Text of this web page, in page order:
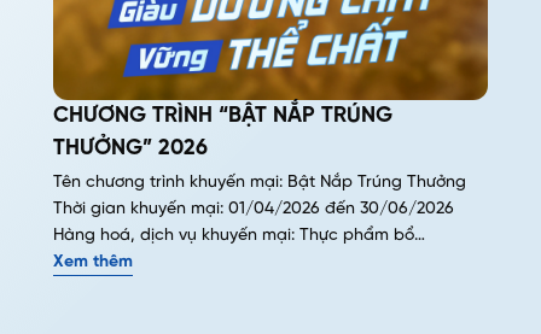
CHƯƠNG TRÌNH “BẬT NẮP TRÚNG
THƯỞNG” 2026
Tên chương trình khuyến mại: Bật Nắp Trúng Thưởng
Thời gian khuyến mại: 01/04/2026 đến 30/06/2026
Hàng hoá, dịch vụ khuyến mại: Thực phẩm bổ…
Xem thêm